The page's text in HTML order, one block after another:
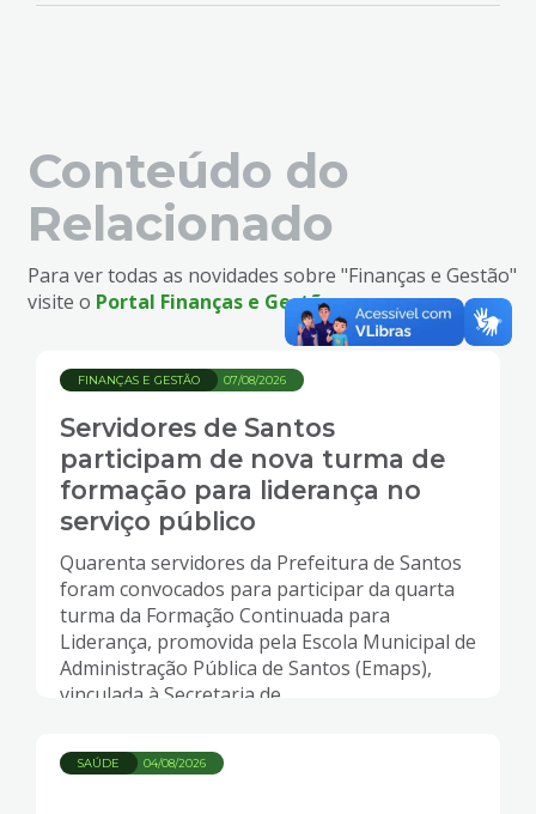
Conteúdo do
Relacionado
Para ver todas as novidades sobre "Finanças e Gestão"
visite o Portal Finanças e Gestão
07/08/2026
FINANÇAS E GESTÃO
Servidores de Santos
participam de nova turma de
formação para liderança no
serviço público
Quarenta servidores da Prefeitura de Santos
foram convocados para participar da quarta
turma da Formação Continuada para
Liderança, promovida pela Escola Municipal de
Administração Pública de Santos (Emaps),
vinculada à Secretaria de...
04/08/2026
SAÚDE